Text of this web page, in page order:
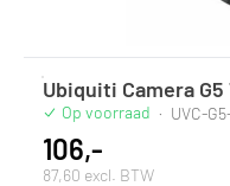
Ubiquiti Camera
Op voorraad · UVC-
106,-
87,60 excl. BTW